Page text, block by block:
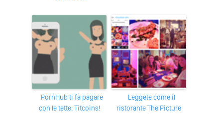
PornHub ti fa pagare
con le tette: Titcoins!
Leggete come il
ristorante The Picture